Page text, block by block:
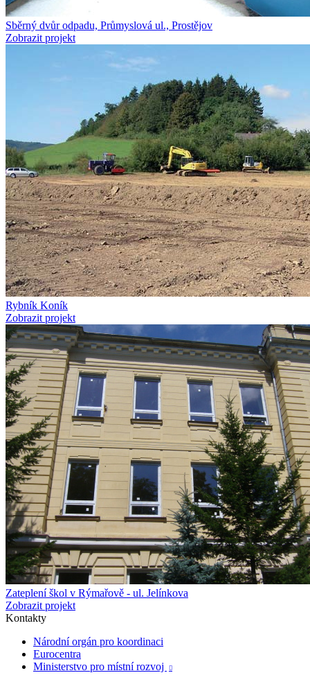
Sběrný dvůr odpadu, Průmyslová ul., Prostějov
Zobrazit projekt
Rybník Koník
Zobrazit projekt
Zateplení škol v Rýmařově - ul. Jelínkova
Zobrazit projekt
Kontakty
Národní orgán pro koordinaci
Eurocentra
Ministerstvo pro místní rozvoj
